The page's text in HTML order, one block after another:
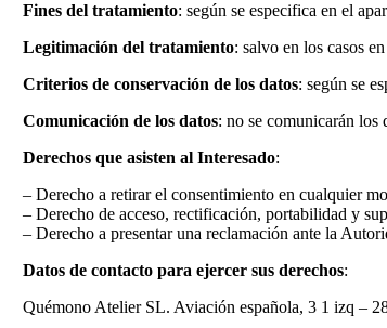
Fines del tratamiento: según se especifica en el
Legitimación del tratamiento: salvo en los casos
Criterios de conservación de los datos: según se
Comunicación de los datos: no se comunicarán los
Derechos que asisten al Interesado:
– Derecho a retirar el consentimiento en cualquier
– Derecho de acceso, rectificación, portabilidad y
– Derecho a presentar una reclamación ante la
Datos de contacto para ejercer sus derechos:
Quémono Atelier SL. Aviación española, 3 1 izq –